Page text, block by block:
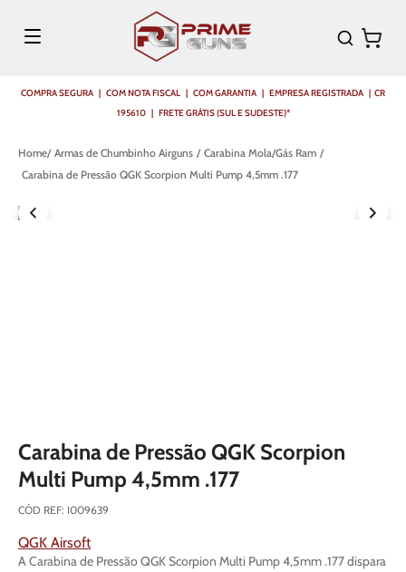
COMPRA SEGURA | COM NOTA FISCAL | COM GARANTIA | EMPRESA REGISTRADA | CR
195610 | FRETE GRÁTIS (SUL E SUDESTE)*
Armas de Chumbinho Airguns
Carabina Mola/Gás Ram
Carabina de Pressão QGK Scorpion Multi Pump 4,5mm .177
Carabina de Pressão QGK Scorpion
Multi Pump 4,5mm .177
CÓD REF: I009639
QGK Airsoft
A Carabina de Pressão QGK Scorpion Multi Pump 4,5mm .177 dispara